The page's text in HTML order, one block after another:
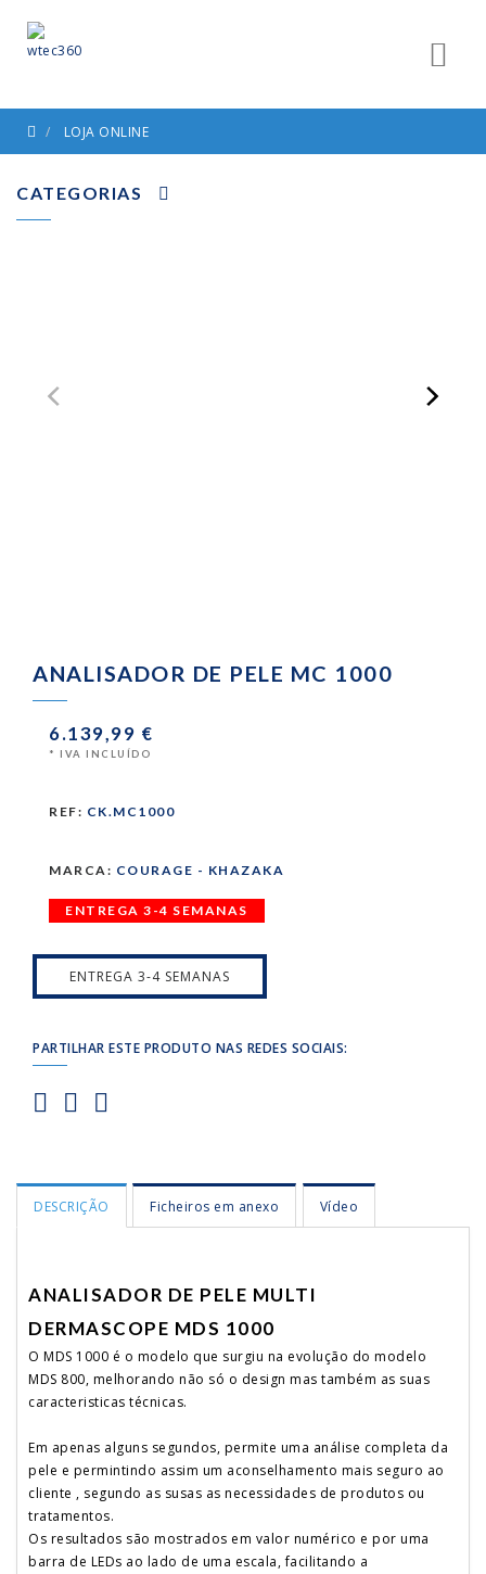
LOJA ONLINE
CATEGORIAS
ANALISADOR DE PELE MC 1000
6.139,99 €
* IVA INCLUÍDO
REF: CK.MC1000
MARCA: COURAGE - KHAZAKA
ENTREGA 3-4 SEMANAS
ENTREGA 3-4 SEMANAS
PARTILHAR ESTE PRODUTO NAS REDES SOCIAIS:
DESCRIÇÃO Ficheiros em anexo Vídeo
ANALISADOR DE PELE MULTI
DERMASCOPE MDS 1000
O MDS 1000 é o modelo que surgiu na evolução do modelo
MDS 800, melhorando não só o design mas também as suas
caracteristicas técnicas.
Em apenas alguns segundos, permite uma análise completa da
pele e permintindo assim um aconselhamento mais seguro ao
cliente , segundo as susas as necessidades de produtos ou
tratamentos.
Os resultados são mostrados em valor numérico e por uma
barra de LEDs ao lado de uma escala, facilitando a